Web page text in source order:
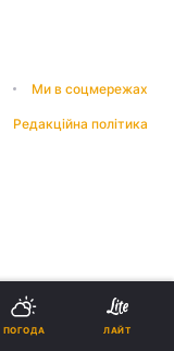
Ми в соцмережах
Редакційна політика
ПОГОДА ЛАЙТ